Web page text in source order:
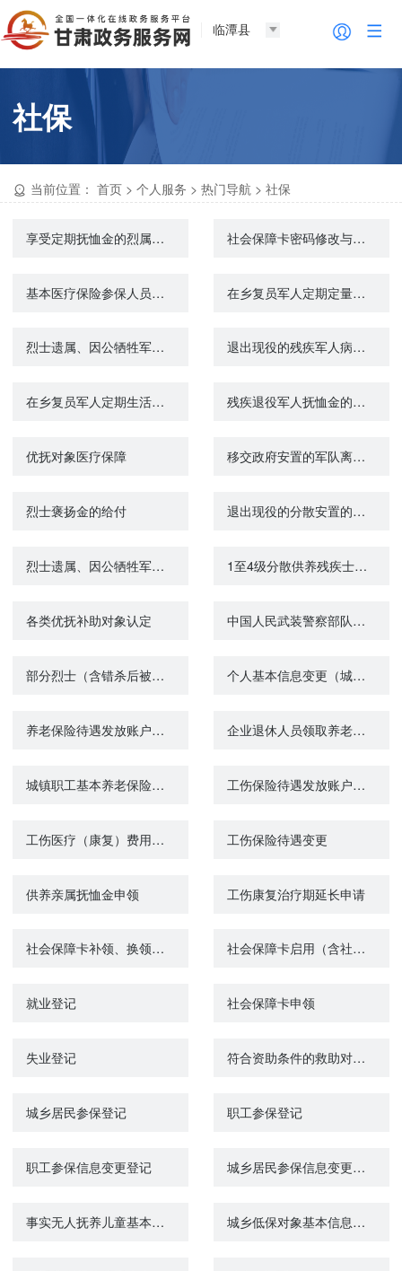
临潭县
社保
当前位置： 首页 >个人服务 >热门导航 >社保
享受定期抚恤金的烈属、因公牺牲军人遗属、病故军人遗属丧葬费的给付 社会保障卡密码修改与重置
基本医疗保险参保人员享受门诊慢特病病种待遇认定 在乡复员军人定期定量补助的认定
烈士遗属、因公牺牲军人遗属、病故军人遗属定期抚恤金的给付 退出现役的残疾军人病故丧葬费的给付
在乡复员军人定期生活补助的给付 残疾退役军人抚恤金的给付
优抚对象医疗保障 移交政府安置的军队离退休人员牺牲、病故后6个月工资的给付
烈士褒扬金的给付 退出现役的分散安置的一级至四级残疾军人护理费的给付
烈士遗属、因公牺牲军人遗属、病故军人遗属一次性抚恤金的给付 1至4级分散供养残疾士兵购（建）房经费的给付
各类优抚补助对象认定 中国人民武装警察部队、军队离退休人员一次性死亡抚恤金的给付
部分烈士（含错杀后被平反人员）子女生活补助的给付 个人基本信息变更（城镇企业职工基本养老保险）
养老保险待遇发放账户维护申请（城镇企业职工基本养老保险） 企业退休人员领取养老待遇资格认证
城镇职工基本养老保险关系转移接续申请 工伤保险待遇发放账户维护申请
工伤医疗（康复）费用申报 工伤保险待遇变更
供养亲属抚恤金申领 工伤康复治疗期延长申请
社会保障卡补领、换领、换发 社会保障卡启用（含社会保障卡银行账户激活）
就业登记 社会保障卡申领
失业登记 符合资助条件的救助对象参加城乡居民基本医疗保险个人缴费补贴
城乡居民参保登记 职工参保登记
职工参保信息变更登记 城乡居民参保信息变更登记
事实无人抚养儿童基本生活补贴的给付 城乡低保对象基本信息变更